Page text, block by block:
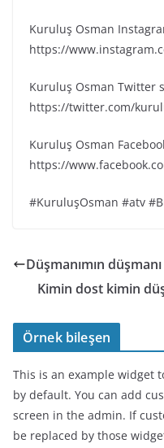
Kuruluş Osman
https://
Kuruluş Osman Twitter
https://twitter.com/
Kuruluş Osman
https://
#KuruluşOsman #atv
Düşmanımın
Kimin dost kimin
Örnek bileşen
This is an example widget
by default. You can add
screen in the admin. If
be replaced by those